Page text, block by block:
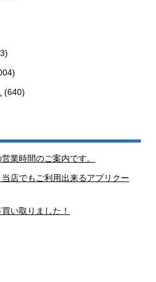
(640)
業時間のご案内です。
店でもご利用出来るアプリクー
い取りました！